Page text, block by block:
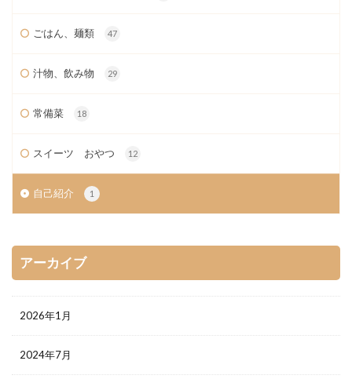
ごはん、麺類 47
汁物、飲み物 29
常備菜 18
スイーツ おやつ 12
自己紹介 1
アーカイブ
2026年1月
2024年7月